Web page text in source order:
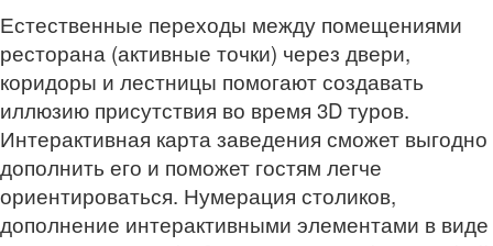
Естественные переходы между помещениями
ресторана (активные точки) через двери,
коридоры и лестницы помогают создавать
иллюзию присутствия во время 3D туров.
Интерактивная карта заведения сможет выгодно
дополнить его и поможет гостям легче
ориентироваться. Нумерация столиков,
дополнение интерактивными элементами в виде